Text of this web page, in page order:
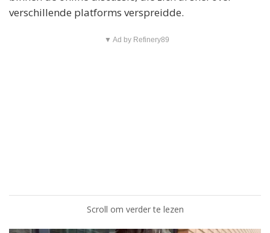
verschillende platforms verspreidde.
▼ Ad by Refinery89
Scroll om verder te lezen